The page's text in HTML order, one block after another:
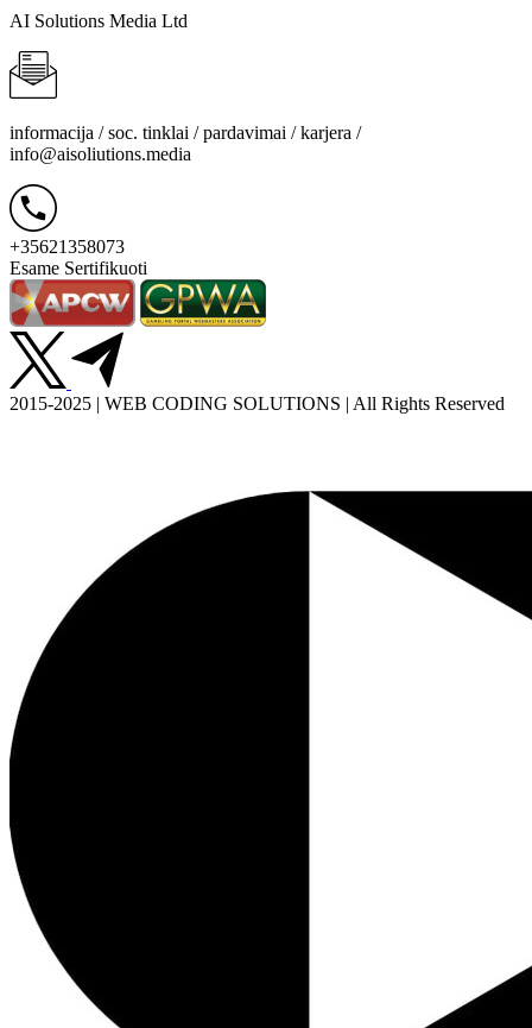
AI Solutions Media Ltd
informacija / soc. tinklai / pardavimai / karjera /
info@aisoliutions.media
+35621358073
Esame Sertifikuoti
2015-2025 | WEB CODING SOLUTIONS | All Rights Reserved